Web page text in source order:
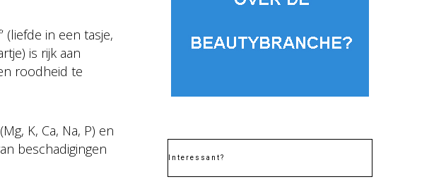
(liefde in een tasje,
is rijk aan
roodheid te
K, Ca, Na, P) en
beschadigingen
Interessant?